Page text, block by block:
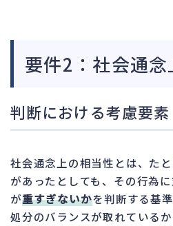
要件2：社会通
判断における考慮要素
社会通念上の相当性とは、た
があったとしても、その行為
が重すぎないかを判断する基
処分のバランスが取れている